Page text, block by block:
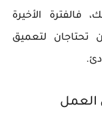
الأخيرة
تحتاجان لتعميق
العمل